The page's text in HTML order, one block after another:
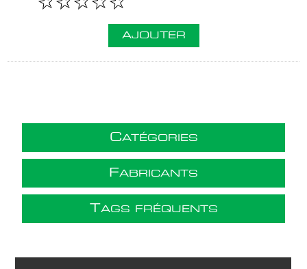
AJOUTER
CATÉGORIES
FABRICANTS
TAGS FRÉQUENTS